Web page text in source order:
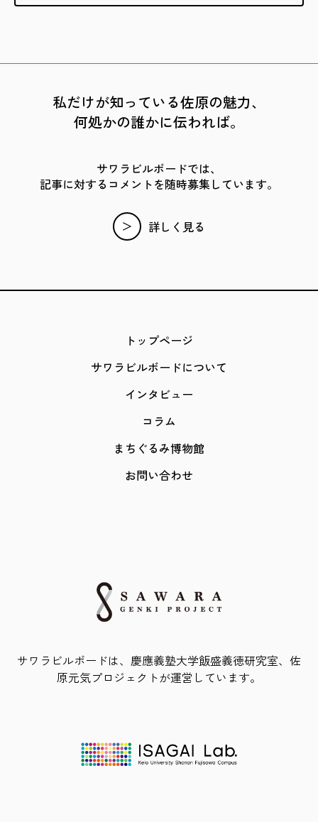
私だけが知っている佐原の魅力、
何処かの誰かに伝われば。
サワラビルボードでは、
記事に対するコメントを随時募集しています。
詳しく見る
トップページ
サワラビルボードについて
インタビュー
コラム
まちぐるみ博物館
お問い合わせ
サワラビルボードは、慶應義塾大学飯盛義徳研究室、佐
原元気プロジェクトが運営しています。